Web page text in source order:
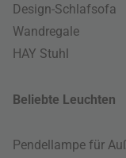
Design-Schlafsofa
Wandregale
HAY Stuhl
Beliebte Leuchten
Pendellampe für